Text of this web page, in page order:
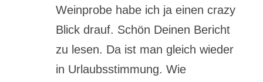
Weinprobe habe ich ja einen crazy
Blick drauf. Schön Deinen Bericht
zu lesen. Da ist man gleich wieder
in Urlaubsstimmung. Wie